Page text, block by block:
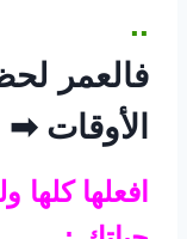
..
فالعمر
الأوقات ➡
افعلها